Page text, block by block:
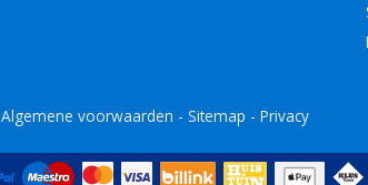
Algemene voorwaarden - Sitemap - Privacy